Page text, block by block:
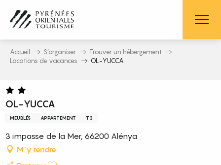
contenu
principal
Accueil S’organiser
Trouver un hébergement
Locations de vacances
OL-YUCCA
OL-YUCCA
MEUBLÉS APPARTEMENT T3
3 impasse de la Mer, 66200 Alénya
M'y rendre
Ajouter aux favoris